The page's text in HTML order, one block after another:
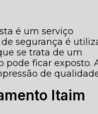
é um serviço
segurança é
se trata de um
ficar exposto.
de
Itaim